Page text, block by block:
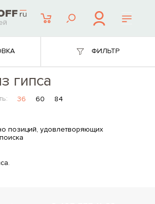
ФИЛЬТР
гипса
36 60 84
позиций, удовлетворяющих